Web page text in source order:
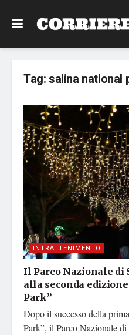
Tag:salina national
INTRATTENIMENTO
Il Parco Nazionale di
alla seconda
Park”
Dopo il successo della
Park”, il Parco Nazionale